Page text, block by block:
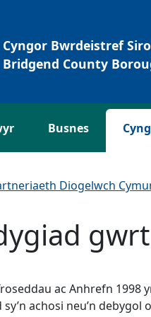
Cyngor Bwrdeistref
Bridgend County
Busnes
Diogelwch
ac Anhrefn
achosi neu’n